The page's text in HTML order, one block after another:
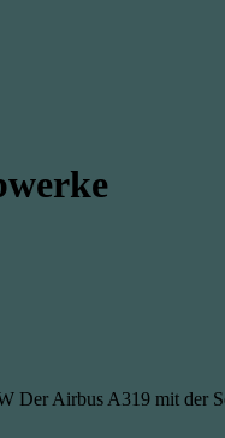
Airbus A319 mit der